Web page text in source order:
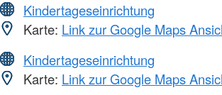
Kindertageseinrichtung
Karte: Link zur Google Maps
Kindertageseinrichtung
Karte: Link zur Google Maps